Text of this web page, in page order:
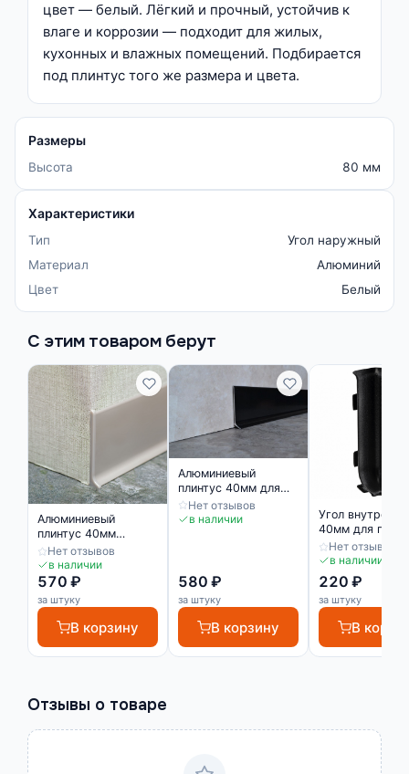
цвет — белый. Лёгкий и прочный, устойчив к
влаге и коррозии — подходит для жилых,
кухонных и влажных помещений. Подбирается
под плинтус того же размера и цвета.
Размеры
Высота 80 мм
Характеристики
Тип
Угол наружный
Материал
Алюминий
Цвет
Белый
С этим товаром берут
Алюминиевый
плинтус 40мм
матовое серебро
Нет отзывов
в наличии
570 ₽
за штуку
В корзину
Алюминиевый
плинтус 40мм для
пола черный
матовый
Нет отзывов
в наличии
580 ₽
за штуку
В корзину
Угол
40мм для
черный
Нет отзывов
в наличии
220 ₽
за штуку
В
Отзывы о товаре